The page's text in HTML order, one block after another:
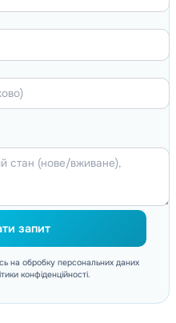
запит
на обробку персональних даних
конфіденційності.